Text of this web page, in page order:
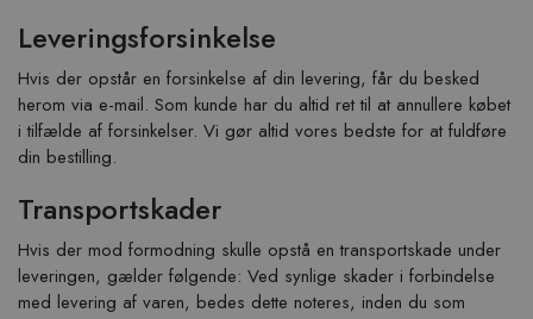
Leveringsforsinkelse
Hvis der opstår en forsinkelse af din levering, får du besked
herom via e-mail. Som kunde har du altid ret til at annullere købet
i tilfælde af forsinkelser. Vi gør altid vores bedste for at fuldføre
din bestilling.
Transportskader
Hvis der mod formodning skulle opstå en transportskade under
leveringen, gælder følgende: Ved synlige skader i forbindelse
med levering af varen, bedes dette noteres, inden du som